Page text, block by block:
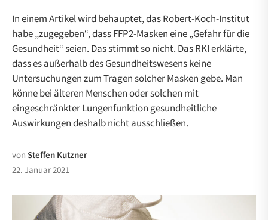
In einem Artikel wird behauptet, das Robert-Koch-Institut
habe „zugegeben“, dass FFP2-Masken eine „Gefahr für die
Gesundheit“ seien. Das stimmt so nicht. Das RKI erklärte,
dass es außerhalb des Gesundheitswesens keine
Untersuchungen zum Tragen solcher Masken gebe. Man
könne bei älteren Menschen oder solchen mit
eingeschränkter Lungenfunktion gesundheitliche
Auswirkungen deshalb nicht ausschließen.
vonSteffen Kutzner
22. Januar 2021